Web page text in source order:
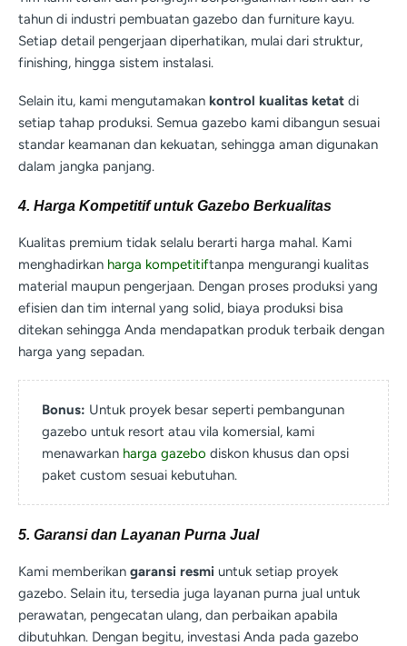
tahun di industri pembuatan gazebo dan furniture kayu.
Setiap detail pengerjaan diperhatikan, mulai dari struktur,
finishing, hingga sistem instalasi.
Selain itu, kami mengutamakan kontrol kualitas ketat di
setiap tahap produksi. Semua gazebo kami dibangun sesuai
standar keamanan dan kekuatan, sehingga aman digunakan
dalam jangka panjang.
4. Harga Kompetitif untuk Gazebo Berkualitas
Kualitas premium tidak selalu berarti harga mahal. Kami
menghadirkan harga kompetitiftanpa mengurangi kualitas
material maupun pengerjaan. Dengan proses produksi yang
efisien dan tim internal yang solid, biaya produksi bisa
ditekan sehingga Anda mendapatkan produk terbaik dengan
harga yang sepadan.
Bonus: Untuk proyek besar seperti pembangunan
gazebo untuk resort atau vila komersial, kami
menawarkan harga gazebo diskon khusus dan opsi
paket custom sesuai kebutuhan.
5. Garansi dan Layanan Purna Jual
Kami memberikan garansi resmi untuk setiap proyek
gazebo. Selain itu, tersedia juga layanan purna jual untuk
perawatan, pengecatan ulang, dan perbaikan apabila
dibutuhkan. Dengan begitu, investasi Anda pada gazebo